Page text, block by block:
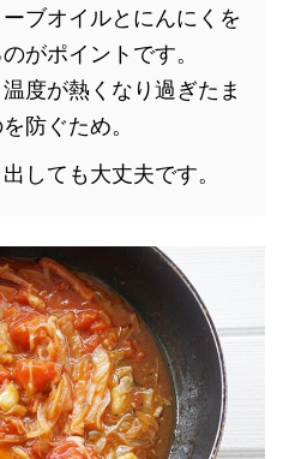
ブオイルとにんにくを
がポイントです。
度が熱くなり過ぎたま
防ぐため。
しても大丈夫です。